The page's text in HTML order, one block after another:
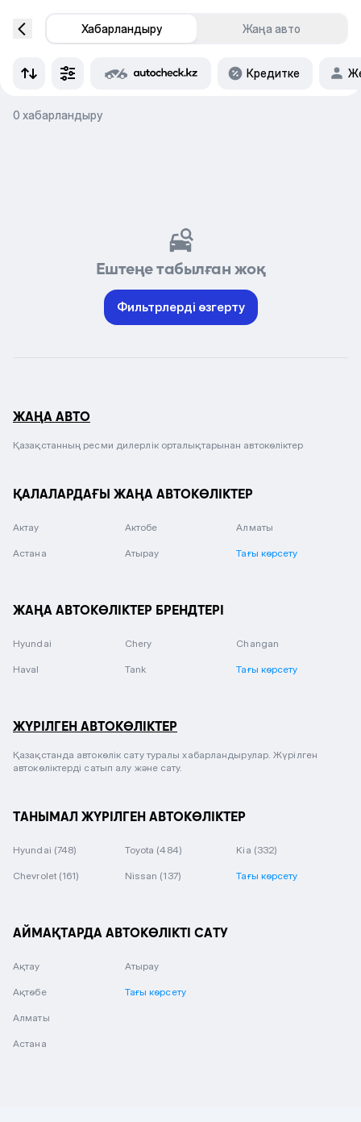
Хабарландыру Жаңа авто
Кредитке
0 хабарландыру
Ештеңе табылған жоқ
Фильтрлерді өзгерту
ЖАҢА АВТО
Қазақстанның ресми дилерлік орталықтарынан автокөліктер
ҚАЛАЛАРДАҒЫ ЖАҢА АВТОКӨЛІКТЕР
Актау Актобе Алматы
Астана Атырау Тағы көрсету
ЖАҢА АВТОКӨЛІКТЕР БРЕНДТЕРІ
Hyundai Chery Changan
Haval Tank Тағы көрсету
ЖҮРІЛГЕН АВТОКӨЛІКТЕР
Қазақстанда автокөлік сату туралы хабарландырулар. Жүрілген
автокөліктерді сатып алу және сату.
ТАНЫМАЛ ЖҮРІЛГЕН АВТОКӨЛІКТЕР
Hyundai (748) Toyota (484) Kia (332)
Chevrolet (161) Nissan (137) Тағы көрсету
АЙМАҚТАРДА АВТОКӨЛІКТІ САТУ
Ақтау
Ақтөбе
Алматы
Астана
Атырау
Тағы көрсету